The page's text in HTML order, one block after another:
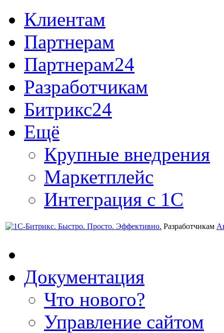
Клиентам
Партнерам
Партнерам24
Разработчикам
Битрикс24
Ещё
Крупные внедрения
Маркетплейс
Интеграция с 1С
Разработчикам
Документация
Что нового?
Управление сайтом